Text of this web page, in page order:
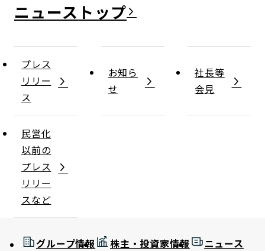
ニュース
プレス
リリー
ス
お知ら
せ
社長等
会見
民営化
以前の
プレス
リリー
スなど
グループ情報 株主・投資家情報 ニュース